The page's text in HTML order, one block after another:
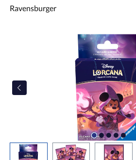
Ravensburger
Bildergalerie überspringen